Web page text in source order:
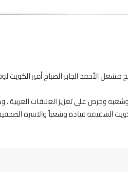
الأحمد الجابر الصباح أمير الكويت
وحرص على تعزيز العلاقات العربية ،
الشقيقة قيادة وشعباً والاسرة